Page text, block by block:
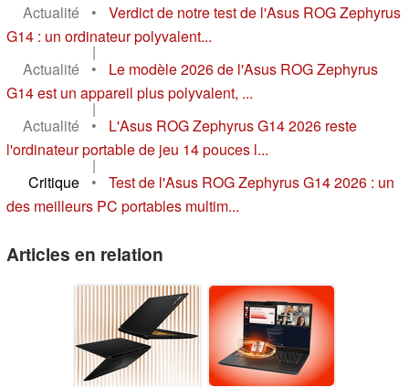
Actualité
•
Verdict de notre test de l'Asus ROG Zephyrus
G14 : un ordinateur polyvalent...
|
Actualité
•
Le modèle 2026 de l'Asus ROG Zephyrus
G14 est un appareil plus polyvalent, ...
|
Actualité
•
L'Asus ROG Zephyrus G14 2026 reste
l'ordinateur portable de jeu 14 pouces l...
|
Critique
•
Test de l'Asus ROG Zephyrus G14 2026 : un
des meilleurs PC portables multim...
Articles en relation